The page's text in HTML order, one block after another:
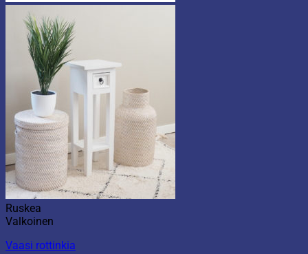
Ruskea
Valkoinen
Vaasi rottinkia